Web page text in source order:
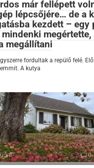
már fellépett
lépcsőjére… de a
kezdett – egy
megállítani
fordultak a repülő felé.
A kutya
0